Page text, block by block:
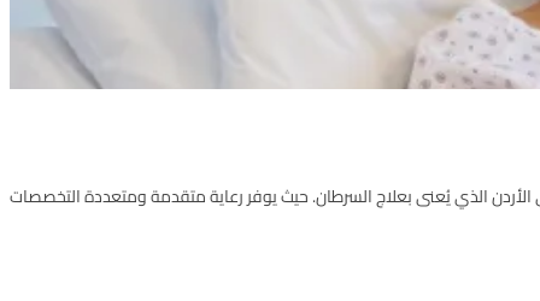
اﻷردن اﻟﺬي ﻳُﻌﻨﻰ ﺑﻌﻼج اﻟﺴﺮﻃﺎن. ﺣﻴﺚ ﻳﻮﻓﺮ رﻋﺎﻳﺔ ﻣﺘﻘﺪﻣﺔ وﻣﺘﻌﺪدة اﻟﺘﺨﺼﺼﺎت